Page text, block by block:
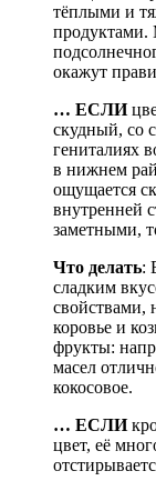
тёплыми и
продуктами.
окажут
… ЕСЛИ
скудный, со
гениталиях
в нижнем
ощущается
внутренней
заметными,
Что делать:
сладким
свойствами,
коровье и
фрукты:
масел
кокосовое.
… ЕСЛИ
цвет, её